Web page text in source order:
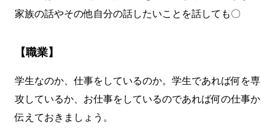
家族の話やその他自分の話したいことを話しても〇
【職業】
学生なのか、仕事をしているのか。学生であれば何を専
攻しているか、お仕事をしているのであれば何の仕事か
伝えておきましょう。